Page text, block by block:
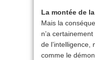
La montée de
Mais la
n’a
de l’intelligence,
comme le